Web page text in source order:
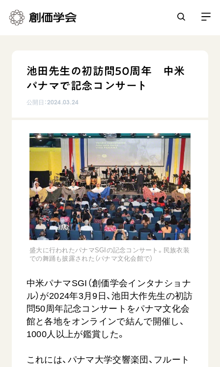
人間革命
日蓮大聖人の仏法（教学入門）
釈尊～法華経
日蓮大聖人
創価学会の三代会長
初代会長・牧口常三郎先生
第2代会長・戸田城聖先生
第3代会長・池田大作先生
日常の活動
仏法を学ぶ
仏法を語る
主な行事
年間の活動について
友人葬
「平和の文化」を構築
核兵器の廃絶に向け連帯を拡大
「人権文化」「ジェンダー平等」を促進
「持続可能な開発目標（SDGs）」の取り組み
人道支援
音楽活動
展示活動
教育本部の活動
世界の創価学会
各国ウェブサイト
世界の創価学会の歴史
基本情報
創価学会 会憲
創価学会 会則
創価学会 社会憲章
組織・機構
沿革
略年表
入会について
関連団体
会員サポート
座談会御書ｅ講義
小説『新・人間革命』『人間革命』要旨
関連リンク
創価学会総本部
墓地公園・納骨堂
聖教電子版
聖教ブックストア
soka youth media
SGIピースサイト
ご利用にあたって
池田先生の初訪問50周年 中米
パナマで記念コンサート
公開日：2024.03.24
盛大に行われたパナマSGIの記念コンサート。民族衣装
での舞踊も披露された（パナマ文化会館で）
中米パナマSGI（創価学会インタナショナ
ル）が2024年3月9日、池田大作先生の初訪
問50周年記念コンサートをパナマ文化会
館と各地をオンラインで結んで開催し、
1000人以上が鑑賞した。
これには、パナマ大学交響楽団、フルート